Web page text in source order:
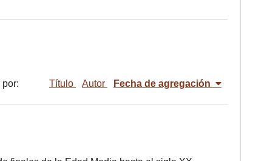
por: Título Autor Fecha de agregación